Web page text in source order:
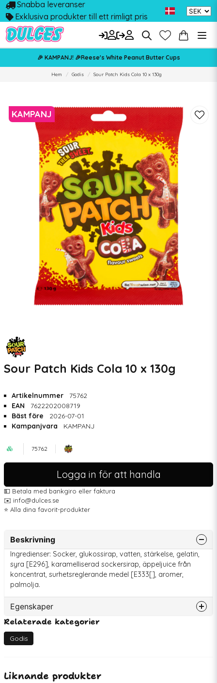
Snabba leveranser
Exklusiva produkter till ett rimligt pris
🎉 KAMPANJ! 🎉Reese's White Peanut Butter Cups
Hem Godis Sour Patch Kids Cola 10 x 130g
KAMPANJ
Sour Patch Kids Cola 10 x 130g
Artikelnummer
75762
EAN
7622202008719
Bäst före
2026-07-01
Kampanjvara
KAMPANJ
75762
Logga in för att handla
💵 Betala med bankgiro eller faktura
✉️ info@dulces.se
⭐️ Alla dina favorit-produkter
Beskrivning
Ingredienser: Socker, glukossirap, vatten, stärkelse, gelatin,
syra [E296], karamelliserad sockersirap, äppeljuice från
koncentrat, surhetsreglerande medel [E333[], aromer,
palmolja.
Egenskaper
Artikelnummer
EAN
Relaterade kategorier
Godis
Liknande produkter